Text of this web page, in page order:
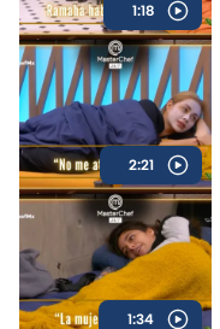
1:18
2:21
1:34